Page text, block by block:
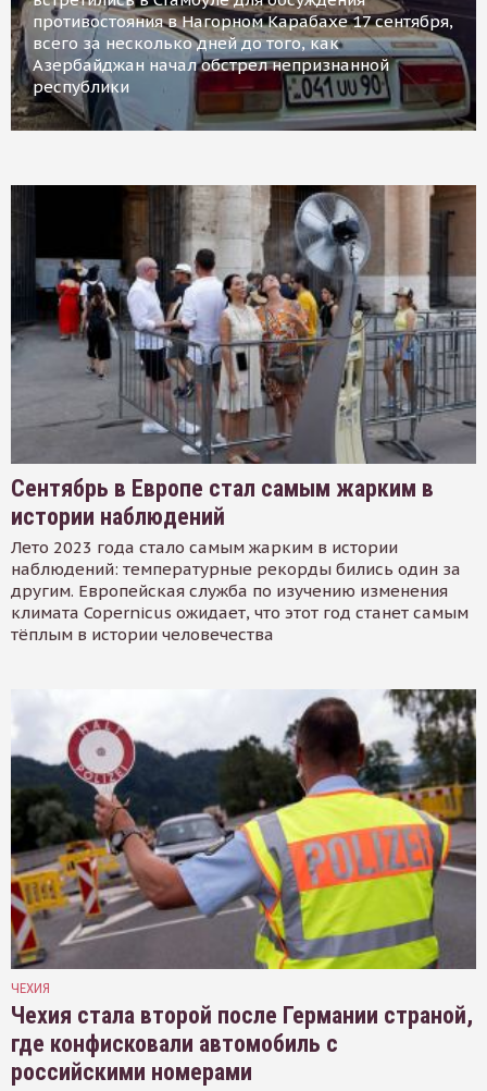
противостояния в Нагорном Карабахе 17 сентября,
всего за несколько дней до того, как
Азербайджан начал обстрел непризнанной
республики
Сентябрь в Европе стал самым жарким в
истории наблюдений
Лето 2023 года стало самым жарким в истории
наблюдений: температурные рекорды бились один за
другим. Европейская служба по изучению изменения
климата Copernicus ожидает, что этот год станет самым
тёплым в истории человечества
ЧЕХИЯ
Чехия стала второй после Германии страной,
где конфисковали автомобиль с
российскими номерами